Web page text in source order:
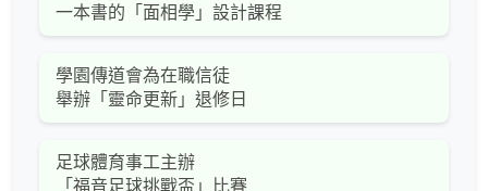
一本書的「面相學」設計課程
學園傳道會為在職信徒
舉辦「靈命更新」退修日
足球體育事工主辦
「福音足球挑戰盃」比賽